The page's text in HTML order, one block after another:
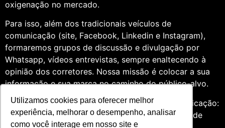
Utilizamos cookies para oferecer melhor
experiência, melhorar o desempenho, analisar
como você interage em nosso site e
oxigenação no mercado.
Para isso, além dos tradicionais veículos de
comunicação (site, Facebook, Linkedin e Instagram),
formaremos grupos de discussão e divulgação por
Whatsapp, vídeos entrevistas, sempre enaltecendo à
opinião dos corretores. Nossa missão é colocar a sua
informação e sua marca no caminho do público-alvo.
Somos profissionais formados na área de comunicação:
Jornalismo e Relações Públicas. Assim, por meio de